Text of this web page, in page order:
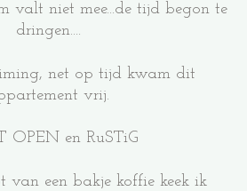
valt niet mee...de tijd begon te
dringen....
net op tijd kwam dit
vrij.
OPEN en RuSTiG
van een bakje koffie keek ik